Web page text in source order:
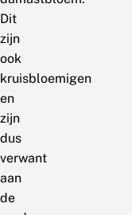
Dit
zijn
ook
kruisbloemigen
en
zijn
dus
verwant
aan
de